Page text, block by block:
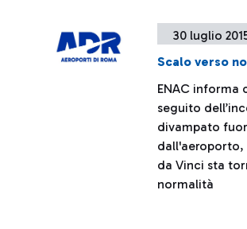
30 luglio
Scalo verso
ENAC informa
seguito
divampato
dall'aeroporto,
da Vinci sta
normalità